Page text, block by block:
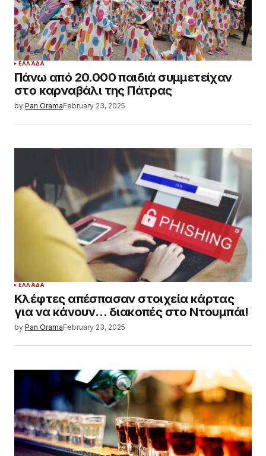
ΕΛΛΆΔΑ
Πάνω από 20.000 παιδιά συμμετείχαν
στο καρναβάλι της Πάτρας
by Pan OramaFebruary 23, 2025
ΕΛΛΆΔΑ
Κλέφτες απέσπασαν στοιχεία κάρτας
για να κάνουν… διακοπές στο Ντουμπάι!
by Pan OramaFebruary 23, 2025